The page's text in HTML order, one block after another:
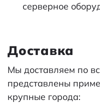
серверное
Доставка
Мы доставляем по
представлены
крупные города: